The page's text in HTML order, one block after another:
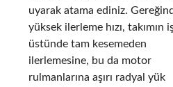
uyarak atama ediniz.
yüksek ilerleme hızı, takımın
üstünde tam kesemeden
ilerlemesine, bu da motor
rulmanlarına aşırı radyal yük